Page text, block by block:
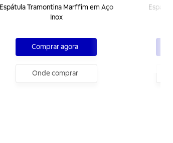
Espátula Tramontina Marffim em Aço
Inox
Comprar agora
Onde comprar